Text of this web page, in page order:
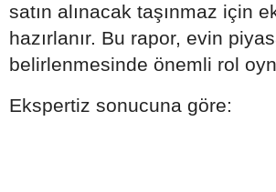
satın alınacak taşınmaz için
hazırlanır. Bu rapor, evin
belirlenmesinde önemli rol
Ekspertiz sonucuna göre: